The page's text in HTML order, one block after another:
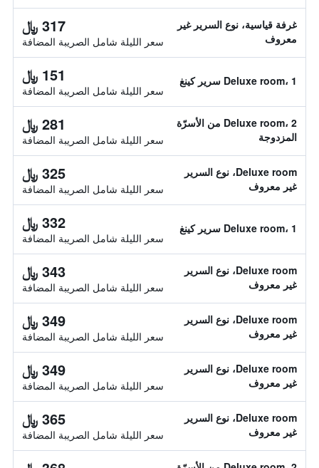
غرفة قياسية، نوع السرير غير
معروف
317 ﷼
سعر الليلة شامل الصريبة المضافة
Deluxe room، 1 سرير كينغ 151 ﷼
سعر الليلة شامل الصريبة المضافة
Deluxe room، 2 من الأسرّة
المزدوجة
281 ﷼
سعر الليلة شامل الصريبة المضافة
Deluxe room، نوع السرير
غير معروف
325 ﷼
سعر الليلة شامل الصريبة المضافة
Deluxe room، 1 سرير كينغ 332 ﷼
سعر الليلة شامل الصريبة المضافة
Deluxe room، نوع السرير
غير معروف
343 ﷼
سعر الليلة شامل الصريبة المضافة
Deluxe room، نوع السرير
غير معروف
349 ﷼
سعر الليلة شامل الصريبة المضافة
Deluxe room، نوع السرير
غير معروف
349 ﷼
سعر الليلة شامل الصريبة المضافة
Deluxe room، نوع السرير
غير معروف
365 ﷼
سعر الليلة شامل الصريبة المضافة